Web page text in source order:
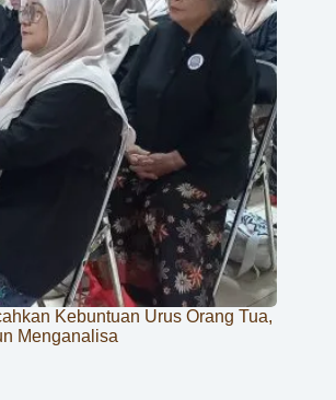
Kebuntuan Urus Orang Tua,
Menganalisa